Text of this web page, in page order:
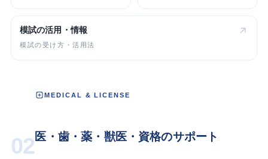
模試の活用・情報
模試の受け方・活用法
02
MEDICAL & LICENSE
医・歯・薬・獣医・資格のサポート